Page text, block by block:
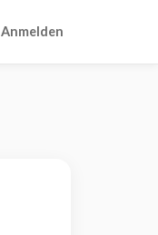
Anmelden